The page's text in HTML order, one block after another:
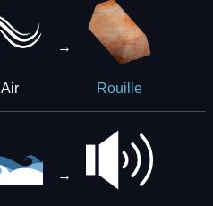
Air
→
Rouille
→